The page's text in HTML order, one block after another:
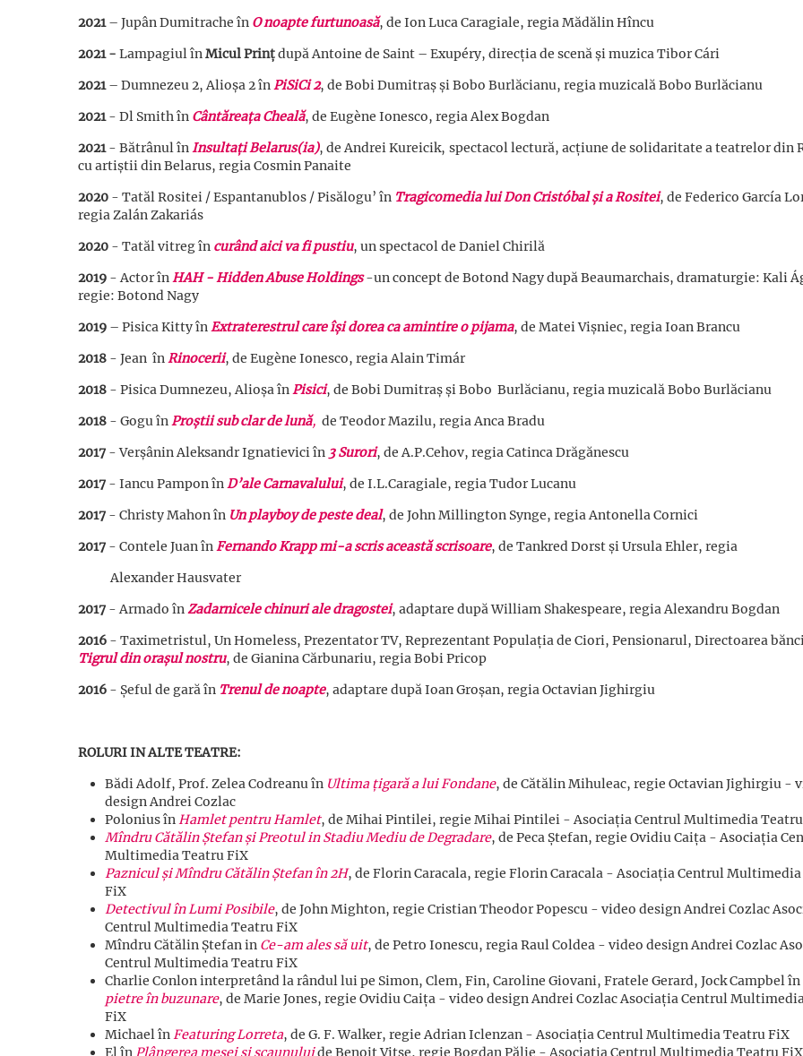
2021– Jupân Dumitrache în O noapte furtunoasă, de Ion Luca Caragiale, regia Mădălin Hîncu
2021- Lampagiul înMicul Prințdupă Antoine de Saint – Exupéry, direcția de scenă și muzica Tibor Cári
2021– Dumnezeu 2, Alioșa 2 înPiSiCi 2, de Bobi Dumitraș și Bobo Burlăcianu, regia muzicală Bobo Burlăcianu
2021- Dl Smith în Cântăreața Cheală, de Eugène Ionesco, regia Alex Bogdan
2021- Bătrânul înInsultați Belarus(ia), de Andrei Kureicik, spectacol lectură, acțiune de solidaritate a teatrelor din
cu artiștii din Belarus, regia Cosmin Panaite
2020 - Tatăl Rositei / Espantanublos / Pisălogu’ în Tragicomedia lui Don Cristóbal și a Rositei, de Federico García
regia Zalán Zakariás
2020 - Tatăl vitreg în curând aici va fi pustiu, un spectacol de Daniel Chirilă
2019 - Actor înHAH - Hidden Abuse Holdings-un concept de Botond Nagy după Beaumarchais, dramaturgie: Kali
regie: Botond Nagy
2019 – Pisica Kitty înExtraterestrul care își dorea ca amintire o pijama, de Matei Vișniec, regia Ioan Brancu
2018 - Jean înRinocerii, de Eugène Ionesco, regia Alain Timár
2018 - Pisica Dumnezeu, Alioșa înPisici, de Bobi Dumitraș și Bobo Burlăcianu, regia muzicală Bobo Burlăcianu
2018 - Gogu înProștii sub clar de lună, de Teodor Mazilu, regia Anca Bradu
2017 - Verșânin Aleksandr Ignatievici în 3 Surori, de A.P.Cehov, regia Catinca Drăgănescu
2017 - Iancu Pampon înD’ale Carnavalului, de I.L.Caragiale, regia Tudor Lucanu
2017 - Christy Mahon în Un playboy de peste deal, de John Millington Synge, regia Antonella Cornici
2017 - Contele Juan înFernando Krapp mi-a scris această scrisoare, de Tankred Dorst și Ursula Ehler, regia
Alexander Hausvater
2017 - Armado înZadarnicele chinuri ale dragostei, adaptare după William Shakespeare, regia Alexandru Bogdan
2016 - Taximetristul, Un Homeless, Prezentator TV, Reprezentant Populația de Ciori, Pensionarul, Directoarea
Tigrul din orașul nostru, de Gianina Cărbunariu, regia Bobi Pricop
2016 - Șeful de gară în Trenul de noapte, adaptare după Ioan Groșan, regia Octavian Jighirgiu
ROLURI IN ALTE TEATRE:
Bădi Adolf, Prof. Zelea Codreanu în Ultima țigară a lui Fondane, de Cătălin Mihuleac, regie Octavian Jighirgiu -
design Andrei Cozlac
Polonius înHamlet pentru Hamlet, de Mihai Pintilei, regie Mihai Pintilei - Asociația Centrul Multimedia
Mîndru Cătălin Ştefan şi Preotul in Stadiu Mediu de Degradare, de Peca Ştefan, regie Ovidiu Caiţa - Asociația
Multimedia Teatru FiX
Paznicul și Mîndru Cătălin Ștefan în 2H, de Florin Caracala, regie Florin Caracala - Asociația Centrul
FiX
Detectivul în Lumi Posibile, de John Mighton, regie Cristian Theodor Popescu - video design Andrei Cozlac
Centrul Multimedia Teatru FiX
Mîndru Cătălin Ștefan in Ce-am ales să uit, de Petro Ionescu, regia Raul Coldea - video design Andrei Cozlac
Centrul Multimedia Teatru FiX
Charlie Conlon interpretând la rândul lui pe Simon, Clem, Fin, Caroline Giovani, Fratele Gerard, Jock Campbel în
pietre în buzunare, de Marie Jones, regie Ovidiu Caiţa - video design Andrei Cozlac Asociația Centrul
FiX
Michael înFeaturing Lorreta, de G. F. Walker, regie Adrian Iclenzan - Asociația Centrul Multimedia Teatru FiX
El în Plângerea mesei şi scaunuluide Benoit Vitse, regie Bogdan Pălie - Asociația Centrul Multimedia Teatru FiX